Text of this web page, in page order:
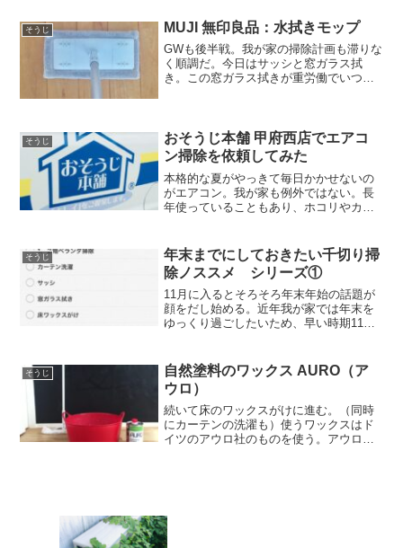
電動スプレー」を使用...
そうじ MUJI 無印良品：水拭きモップ
GWも後半戦。我が家の掃除計画も滞りな
く順調だ。今日はサッシと窓ガラス拭
き。この窓ガラス拭きが重労働でいつも
れた「その次があるフ...
そうじ
おそうじ本舗 甲府西店でエアコ
ン掃除を依頼してみた
本格的な夏がやっきて毎日かかせないの
がエアコン。我が家も例外ではない。長
年使っていることもあり、ホコリやカビ
webより受付。必要事項を記入すると電
話連絡がきた。エアコン機種...
そうじ
年末までにしておきたい千切り掃
除ノススメ シリーズ①
11月に入るとそろそろ年末年始の話題が
顔をだし始める。近年我が家では年末を
ゆっくり過ごしたいため、早い時期11月
除をすることになり、大変な目にあった
からだ。普段から...
そうじ
自然塗料のワックス AURO（ア
ウロ）
続いて床のワックスがけに進む。（同時
にカーテンの洗濯も）使うワックスはド
イツのアウロ社のものを使う。アウロは